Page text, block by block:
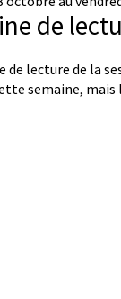
de
de lecture de la
semaine, mais